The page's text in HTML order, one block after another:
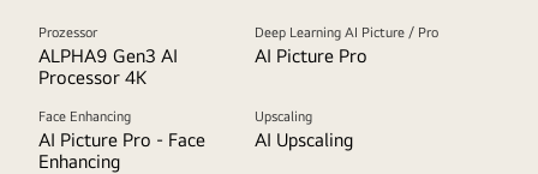
Prozessor
ALPHA9 Gen3 AI
Processor 4K
Deep Learning AI Picture / Pro
AI Picture Pro
Face Enhancing
AI Picture Pro - Face
Enhancing
Upscaling
AI Upscaling